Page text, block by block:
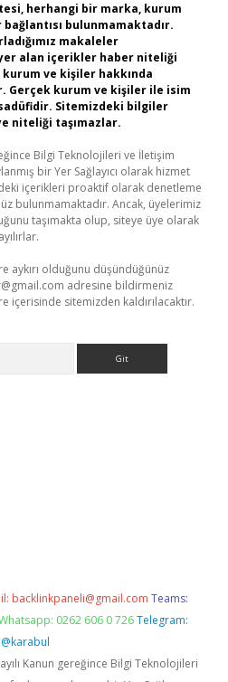
herhangi bir marka, kurum
bulunmamaktadır.
makaleler
alan içerikler haber niteliği
ve kişiler hakkında
Gerçek kurum ve kişiler ile isim
Sitemizdeki bilgiler
niteliği taşımazlar.
Bilgi Teknolojileri ve İletişim
bir Yer Sağlayıcı olarak hizmet
içerikleri proaktif olarak denetleme
bulunmamaktadır. Ancak, üyelerimiz
taşımakta olup, siteye üye olarak
aykırı olduğunu düşündüğünüz
adresine bildirmeniz
içerisinde sitemizden kaldırılacaktır.
backlinkpaneli@gmail.com Teams:
0262 606 0 726 Telegram:
@karabul
Kanun gereğince Bilgi Teknolojileri